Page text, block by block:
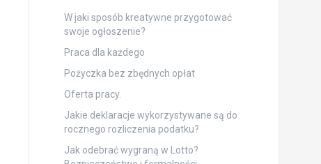
W jaki sposób kreatywne przygotować
swoje ogłoszenie?
Praca dla każdego
Pożyczka bez zbędnych opłat
Oferta pracy.
Jakie deklaracje wykorzystywane są do
rocznego rozliczenia podatku?
Jak odebrać wygraną w Lotto?